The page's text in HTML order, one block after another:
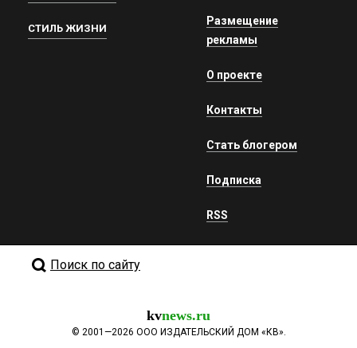
СТИЛЬ ЖИЗНИ
Размещение
рекламы
О проекте
Контакты
Стать блогером
Подписка
RSS
Поиск по сайту
kvnews.ru
© 2001—2026 ООО ИЗДАТЕЛЬСКИЙ ДОМ «КВ».